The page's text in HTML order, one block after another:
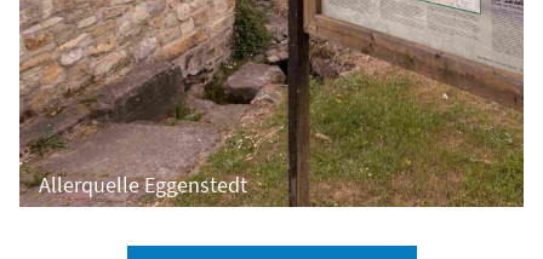
Allerquelle Eggenstedt